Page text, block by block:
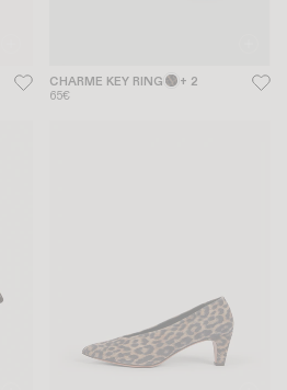
CHARME KEY RING + 2
65€